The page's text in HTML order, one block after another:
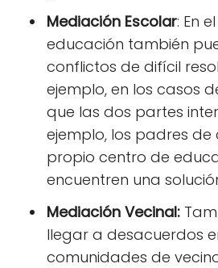
Mediación Escolar: En
educación también
conflictos de difícil
ejemplo, en los casos
que las dos partes
ejemplo, los padres
propio centro de
encuentren una
Mediación Vecinal:
llegar a desacuerdos
comunidades de